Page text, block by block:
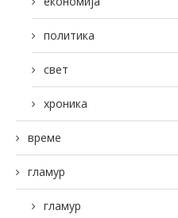
политика
свет
хроника
време
гламур
гламур